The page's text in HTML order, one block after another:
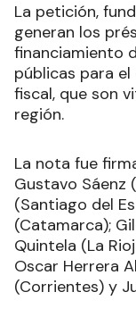
La petición,
generan los
financiamiento
públicas para
fiscal, que son
región.
La nota fue
Gustavo Sáenz
(Santiago del
(Catamarca);
Quintela (La
Oscar Herrera
(Corrientes) y